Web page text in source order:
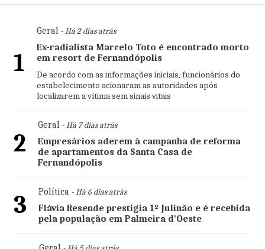
1
Geral- Há 2 dias atrás
Ex-radialista Marcelo Toto é encontrado morto
em resort de Fernandópolis
De acordo com as informações iniciais, funcionários do
estabelecimento acionaram as autoridades após
localizarem a vítima sem sinais vitais
2
Geral- Há 7 dias atrás
Empresários aderem à campanha de reforma
de apartamentos da Santa Casa de
Fernandópolis
3 Política- Há 6 dias atrás
Flávia Resende prestigia 1º Julinão e é recebida
pela população em Palmeira d'Oeste